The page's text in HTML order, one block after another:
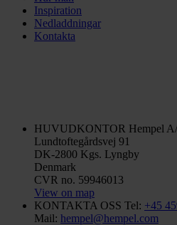
Inspiration
Nedladdningar
Kontakta
HUVUDKONTOR Hempel
Lundtoftegårdsvej 91
DK-2800 Kgs. Lyngby
Denmark
CVR no. 59946013
View on map
KONTAKTA OSS Tel: +45
Mail: hempel@hempel.com